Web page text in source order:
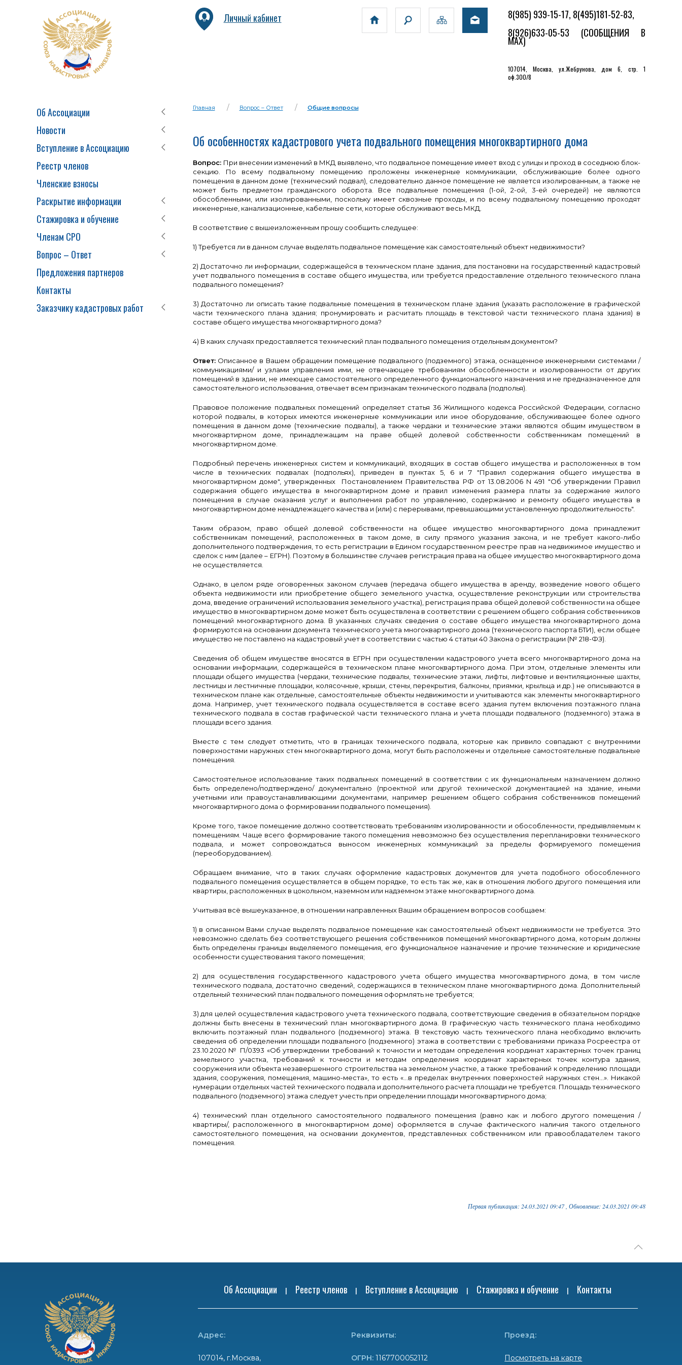
Об Ассоциации
Новости
Вступление в Ассоциацию
Реестр членов
Членские взносы
Раскрытие информации
Стажировка и обучение
Членам СРО
Вопрос – Ответ
Предложения партнеров
Контакты
Заказчику кадастровых работ
Личный кабинет
8(985) 939-15-17, 8(495)181-52-83,
8(926)633-05-53 (СООБЩЕНИЯ В
MAX)
107014, Москва, ул.Жебрунова, дом 6, стр. 1
оф.300/8
Главная Вопрос – Ответ Общие вопросы
Об особенностях кадастрового учета подвального помещения многоквартирного дома
Вопрос: При внесении изменений в МКД выявлено, что подвальное помещение имеет вход с улицы и проход в соседнюю блок-
секцию. По всему подвальному помещению проложены инженерные коммуникации, обслуживающие более одного
помещения в данном доме (технический подвал), следовательно данное помещение не является изолированным, а также не
может быть предметом гражданского оборота. Все подвальные помещения (1-ой, 2-ой, 3-ей очередей) не являются
обособленными, или изолированными, поскольку имеет сквозные проходы, и по всему подвальному помещению проходят
инженерные, канализационные, кабельные сети, которые обслуживают весь МКД.
В соответствие с вышеизложенным прошу сообщить следущее:
1) Требуется ли в данном случае выделять подвальное помещение как самостоятельный объект недвижимости?
2) Достаточно ли информации, содержащейся в техническом плане здания, для постановки на государственный кадастровый
учет подвального помещения в составе общего имущества, или требуется предоставление отдельного технического плана
подвального помещения?
3) Достаточно ли описать такие подвальные помещения в техническом плане здания (указать расположение в графической
части технического плана здания; пронумировать и расчитать площадь в текстовой части технического плана здания) в
составе общего имущества многоквартирного дома?
4) В каких случаях предоставляется технический план подвального помещения отдельным документом?
Ответ:Описанное в Вашем обращении помещение подвального (подземного) этажа, оснащенное инженерными системами /
коммуникациями/ и узлами управления ими, не отвечающее требованиям обособленности и изолированности от других
помещений в здании, не имеющее самостоятельного определенного функционального назначения и не предназначенное для
самостоятельного использования, отвечает всем признакам технического подвала (подполья).
Правовое положение подвальных помещений определяет статья 36 Жилищного кодекса Российской Федерации, согласно
которой подвалы, в которых имеются инженерные коммуникации или иное оборудование, обслуживающее более одного
помещения в данном доме (технические подвалы), а также чердаки и технические этажи являются общим имуществом в
многоквартирном доме, принадлежащим на праве общей долевой собственности собственникам помещений в
многоквартирном доме.
Подробный перечень инженерных систем и коммуникаций, входящих в состав общего имущества и расположенных в том
числе в технических подвалах (подпольях), приведен в пунктах 5, 6 и 7 "Правил содержания общего имущества в
многоквартирном доме", утвержденных Постановлением Правительства РФ от 13.08.2006 N 491 "Об утверждении Правил
содержания общего имущества в многоквартирном доме и правил изменения размера платы за содержание жилого
помещения в случае оказания услуг и выполнения работ по управлению, содержанию и ремонту общего имущества в
многоквартирном доме ненадлежащего качества и (или) с перерывами, превышающими установленную продолжительность".
Таким образом, право общей долевой собственности на общее имущество многоквартирного дома принадлежит
собственникам помещений, расположенных в таком доме, в силу прямого указания закона, и не требует какого-либо
дополнительного подтверждения, то есть регистрации в Едином государственном реестре прав на недвижимое имущество и
сделок с ним (далее – ЕГРН). Поэтому в большинстве случаев регистрация права на общее имущество многоквартирного дома
не осуществляется.
Однако, в целом ряде оговоренных законом случаев (передача общего имущества в аренду, возведение нового общего
объекта недвижимости или приобретение общего земельного участка, осуществление реконструкции или строительства
дома, введение ограничений использования земельного участка), регистрация права общей долевой собственности на общее
имущество в многоквартирном доме может быть осуществлена в соответствии с решением общего собрания собственников
помещений многоквартирного дома. В указанных случаях сведения о составе общего имущества многоквартирного дома
формируются на основании документа технического учета многоквартирного дома (технического паспорта БТИ), если общее
имущество не поставлено на кадастровый учет в соответствии с частью 4 статьи 40 Закона о регистрации (№ 218-ФЗ).
Сведения об общем имуществе вносятся в ЕГРН при осуществлении кадастрового учета всего многоквартирного дома на
основании информации, содержащейся в техническом плане многоквартирного дома. При этом, отдельные элементы или
площади общего имущества (чердаки, технические подвалы, технические этажи, лифты, лифтовые и вентиляционные шахты,
лестницы и лестничные площадки, колясочные, крыши, стены, перекрытия, балконы, приямки, крыльца и др.) не описываются в
техническом плане как отдельные, самостоятельные объекты недвижимости и учитываются как элементы многоквартирного
дома. Например, учет технического подвала осуществляется в составе всего здания путем включения поэтажного плана
технического подвала в состав графической части технического плана и учета площади подвального (подземного) этажа в
площади всего здания.
Вместе с тем следует отметить, что в границах технического подвала, которые как привило совпадают с внутренними
поверхностями наружных стен многоквартирного дома, могут быть расположены и отдельные самостоятельные подвальные
помещения.
Самостоятельное использование таких подвальных помещений в соответствии с их функциональным назначением должно
быть определено/подтверждено/ документально (проектной или другой технической документацией на здание, иными
учетными или правоустанавливающими документами, например решением общего собрания собственников помещений
многоквартирного дома о формировании подвального помещения).
Кроме того, такое помещение должно соответствовать требованиям изолированности и обособленности, предъявляемым к
помещениям. Чаще всего формирование такого помещения невозможно без осуществления перепланировки технического
подвала, и может сопровождаться выносом инженерных коммуникаций за пределы формируемого помещения
(переоборудованием).
Обращаем внимание, что в таких случаях оформление кадастровых документов для учета подобного обособленного
подвального помещения осуществляется в общем порядке, то есть так же, как в отношения любого другого помещения или
квартиры, расположенных в цокольном, наземном или надземном этаже многоквартирного дома.
Учитывая всё вышеуказанное, в отношении направленных Вашим обращением вопросов сообщаем:
1) в описанном Вами случае выделять подвальное помещение как самостоятельный объект недвижимости не требуется. Это
невозможно сделать без соответствующего решения собственников помещений многоквартирного дома, которым должны
быть определены границы выделяемого помещения, его функциональное назначение и прочие технические и юридические
особенности существования такого помещения;
2) для осуществления государственного кадастрового учета общего имущества многоквартирного дома, в том числе
технического подвала, достаточно сведений, содержащихся в техническом плане многоквартирного дома. Дополнительный
отдельный технический план подвального помещения оформлять не требуется;
3) для целей осуществления кадастрового учета технического подвала, соответствующие сведения в обязательном порядке
должны быть внесены в технический план многоквартирного дома. В графическую часть технического плана необходимо
включить поэтажный план подвального (подземного) этажа. В текстовую часть технического плана необходимо включить
сведения об определении площади подвального (подземного) этажа в соответствии с требованиями приказа Росреестра от
23.10.2020 № П/0393 «Об утверждении требований к точности и методам определения координат характерных точек границ
земельного участка, требований к точности и методам определения координат характерных точек контура здания,
сооружения или объекта незавершенного строительства на земельном участке, а также требований к определению площади
здания, сооружения, помещения, машино-места», то есть «…в пределах внутренних поверхностей наружных стен…». Никакой
нумерации отдельных частей технического подвала и дополнительного расчета площади не требуется. Площадь технического
подвального (подземного) этажа следует учесть при определении площади многоквартирного дома;
4) технический план отдельного самостоятельного подвального помещения (равно как и любого другого помещения /
квартиры/, расположенного в многоквартирном доме) оформляется в случае фактического наличия такого отдельного
самостоятельного помещения, на основании документов, представленных собственником или правообладателем такого
помещения.
Первая публикация: 24.03.2021 09:47 , Обновление: 24.03.2021 09:48
Об Ассоциации | Реестр членов | Вступление в Ассоциацию | Стажировка и обучение | Контакты
Адрес:
107014, г.Москва,
Реквизиты:
ОГРН: 1167700052112
Проезд:
Посмотреть на карте